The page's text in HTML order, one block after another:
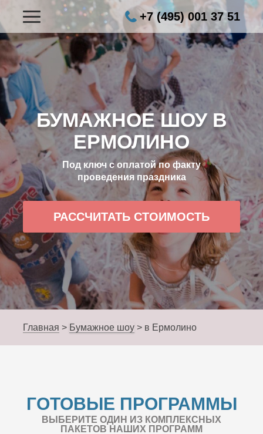
+7 (495) 001 37 51
БУМАЖНОЕ ШОУ В
ЕРМОЛИНО
Под ключ с оплатой по факту
проведения праздника
РАССЧИТАТЬ СТОИМОСТЬ
Главная > Бумажное шоу > в Ермолино
ГОТОВЫЕ ПРОГРАММЫ
ВЫБЕРИТЕ ОДИН ИЗ КОМПЛЕКСНЫХ
ПАКЕТОВ НАШИХ ПРОГРАММ